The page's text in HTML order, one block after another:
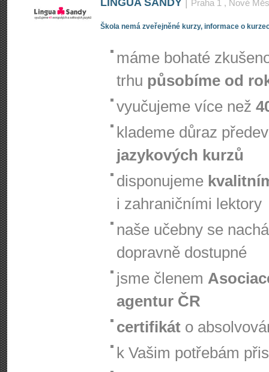
LINGUA SANDY Praha 1 , Nové
Škola nemá zveřejněné kurzy, informace o
máme bohaté
trhu působíme od
vyučujeme více než
klademe důraz
jazykových kurzů
disponujeme
i zahraničními lektory
naše učebny se
dopravně dostupné
jsme členem
agentur ČR
certifikát o
k Vašim potřebám